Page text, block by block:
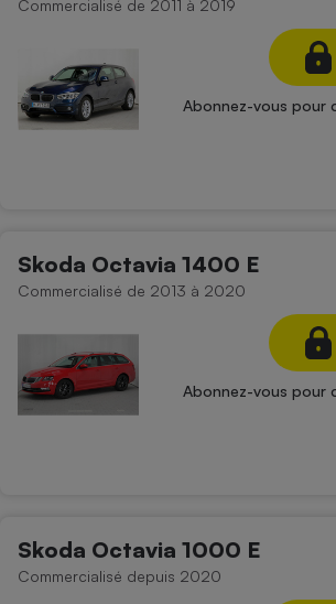
Commercialisé de 2011 à 2019
Abonnez-vous pour
Skoda Octavia 1400 E
Commercialisé de 2013 à 2020
Abonnez-vous pour
Skoda Octavia 1000 E
Commercialisé depuis 2020